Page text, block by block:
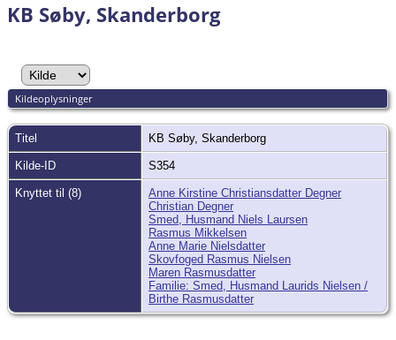
KB Søby, Skanderborg
Kildeoplysninger
Titel KB Søby, Skanderborg
Kilde-ID S354
Knyttet til (8)
Anne Kirstine Christiansdatter Degner
Christian Degner
Smed, Husmand Niels Laursen
Rasmus Mikkelsen
Anne Marie Nielsdatter
Skovfoged Rasmus Nielsen
Maren Rasmusdatter
Familie: Smed, Husmand Laurids Nielsen /
Birthe Rasmusdatter